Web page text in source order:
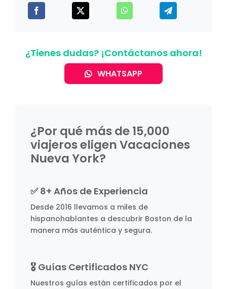
¿Tienes dudas? ¡Contáctanos ahora!
WHATSAPP
¿Por qué más de 15,000
viajeros eligen Vacaciones
Nueva York?
✅ 8+ Años de Experiencia
Desde 2016 llevamos a miles de
hispanohablantes a descubrir Boston de la
manera más auténtica y segura.
🎖️ Guías Certificados NYC
Nuestros guías están certificados por el